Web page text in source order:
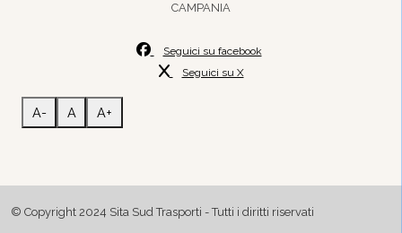
CAMPANIA
Seguici su facebook
Seguici su X
A- A A+
© Copyright 2024 Sita Sud Trasporti - Tutti i diritti riservati